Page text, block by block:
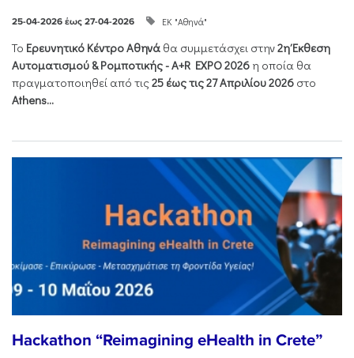
25-04-2026 έως 27-04-2026 ΕΚ "Αθηνά"
Το Ερευνητικό Κέντρο Αθηνά θα συμμετάσχει στην2η Έκθεση
Αυτοματισμού & Ρομποτικής - Α+R EXPO 2026 η οποία θα
πραγματοποιηθεί από τις25 έως τις 27 Απριλίου 2026 στο
Athens...
Hackathon “Reimagining eHealth in Crete”